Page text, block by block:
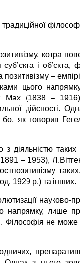
котра
і об’єкта,
позитивізму –
цього
(1838 – 1916).
дійсності.
бо, як говорив
з діяльністю
– 1953),
1929 р.) та інших.
науково-
напрямку, лише
не може